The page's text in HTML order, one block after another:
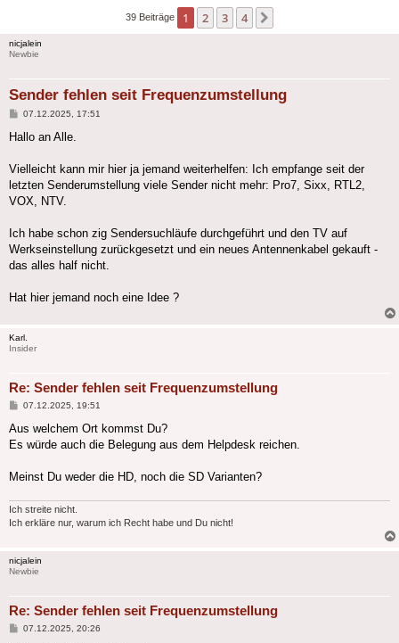
39 Beiträge 1 2 3 4
nicjalein
Newbie
Sender fehlen seit Frequenzumstellung
Beitrag
07.12.2025, 17:51
Hallo an Alle.
Vielleicht kann mir hier ja jemand weiterhelfen: Ich empfange seit der
letzten Senderumstellung viele Sender nicht mehr: Pro7, Sixx, RTL2,
VOX, NTV.
Ich habe schon zig Sendersuchläufe durchgeführt und den TV auf
Werkseinstellung zurückgesetzt und ein neues Antennenkabel gekauft -
das alles half nicht.
Hat hier jemand noch eine Idee ?
Karl.
Insider
Re: Sender fehlen seit Frequenzumstellung
Beitrag
07.12.2025, 19:51
Aus welchem Ort kommst Du?
Es würde auch die Belegung aus dem Helpdesk reichen.
Meinst Du weder die HD, noch die SD Varianten?
Ich streite nicht.
Ich erkläre nur, warum ich Recht habe und Du nicht!
nicjalein
Newbie
Re: Sender fehlen seit Frequenzumstellung
Beitrag
07.12.2025, 20:26